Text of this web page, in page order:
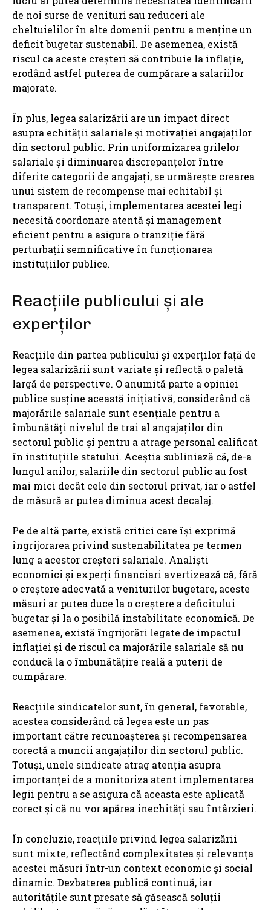
de noi surse de venituri sau reduceri ale
cheltuielilor în alte domenii pentru a menține un
deficit bugetar sustenabil. De asemenea, există
riscul ca aceste creșteri să contribuie la inflație,
erodând astfel puterea de cumpărare a salariilor
majorate.
În plus, legea salarizării are un impact direct
asupra echității salariale și motivației angajaților
din sectorul public. Prin uniformizarea grilelor
salariale și diminuarea discrepanțelor între
diferite categorii de angajați, se urmărește crearea
unui sistem de recompense mai echitabil și
transparent. Totuși, implementarea acestei legi
necesită coordonare atentă și management
eficient pentru a asigura o tranziție fără
perturbații semnificative în funcționarea
instituțiilor publice.
Reacțiile publicului și ale
experților
Reacțiile din partea publicului și experților față de
legea salarizării sunt variate și reflectă o paletă
largă de perspective. O anumită parte a opiniei
publice susține această inițiativă, considerând că
majorările salariale sunt esențiale pentru a
îmbunătăți nivelul de trai al angajaților din
sectorul public și pentru a atrage personal calificat
în instituțiile statului. Aceștia subliniază că, de-a
lungul anilor, salariile din sectorul public au fost
mai mici decât cele din sectorul privat, iar o astfel
de măsură ar putea diminua acest decalaj.
Pe de altă parte, există critici care își exprimă
îngrijorarea privind sustenabilitatea pe termen
lung a acestor creșteri salariale. Analiști
economici și experți financiari avertizează că, fără
o creștere adecvată a veniturilor bugetare, aceste
măsuri ar putea duce la o creștere a deficitului
bugetar și la o posibilă instabilitate economică. De
asemenea, există îngrijorări legate de impactul
inflației și de riscul ca majorările salariale să nu
conducă la o îmbunătățire reală a puterii de
cumpărare.
Reacțiile sindicatelor sunt, în general, favorable,
acestea considerând că legea este un pas
important către recunoașterea și recompensarea
corectă a muncii angajaților din sectorul public.
Totuși, unele sindicate atrag atenția asupra
importanței de a monitoriza atent implementarea
legii pentru a se asigura că aceasta este aplicată
corect și că nu vor apărea inechități sau întârzieri.
În concluzie, reacțiile privind legea salarizării
sunt mixte, reflectând complexitatea și relevanța
acestei măsuri într-un context economic și social
dinamic. Dezbaterea publică continuă, iar
autoritățile sunt presate să găsească soluții